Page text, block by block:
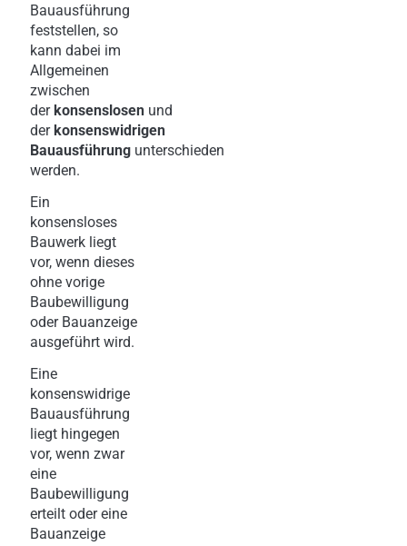
Bauausführung
feststellen, so
kann dabei im
Allgemeinen
zwischen
derkonsenslosen und
derkonsenswidrigen
Bauausführung unterschieden
werden.
Ein
konsensloses
Bauwerk liegt
vor, wenn dieses
ohne vorige
Baubewilligung
oder Bauanzeige
ausgeführt wird.
Eine
konsenswidrige
Bauausführung
liegt hingegen
vor, wenn zwar
eine
Baubewilligung
erteilt oder eine
Bauanzeige